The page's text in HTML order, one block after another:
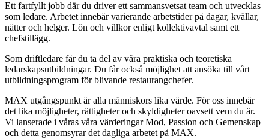
Ett fartfyllt jobb där du driver ett sammansvetsat team och utvecklas
som ledare. Arbetet innebär varierande arbetstider på dagar, kvällar,
nätter och helger. Lön och villkor enligt kollektivavtal samt ett
chefstillägg.
Som driftledare får du ta del av våra praktiska och teoretiska
ledarskapsutbildningar. Du får också möjlighet att ansöka till vårt
utbildningsprogram för blivande restaurangchefer.
MAX utgångspunkt är alla människors lika värde. För oss innebär
det lika möjligheter, rättigheter och skyldigheter oavsett vem du är.
Vi lanserade i våras våra värderingar Mod, Passion och Gemenskap
och detta genomsyrar det dagliga arbetet på MAX.